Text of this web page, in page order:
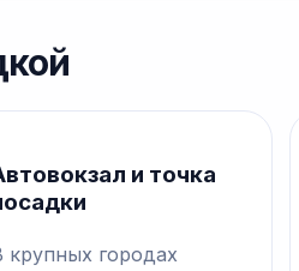
и точка
крупных городах